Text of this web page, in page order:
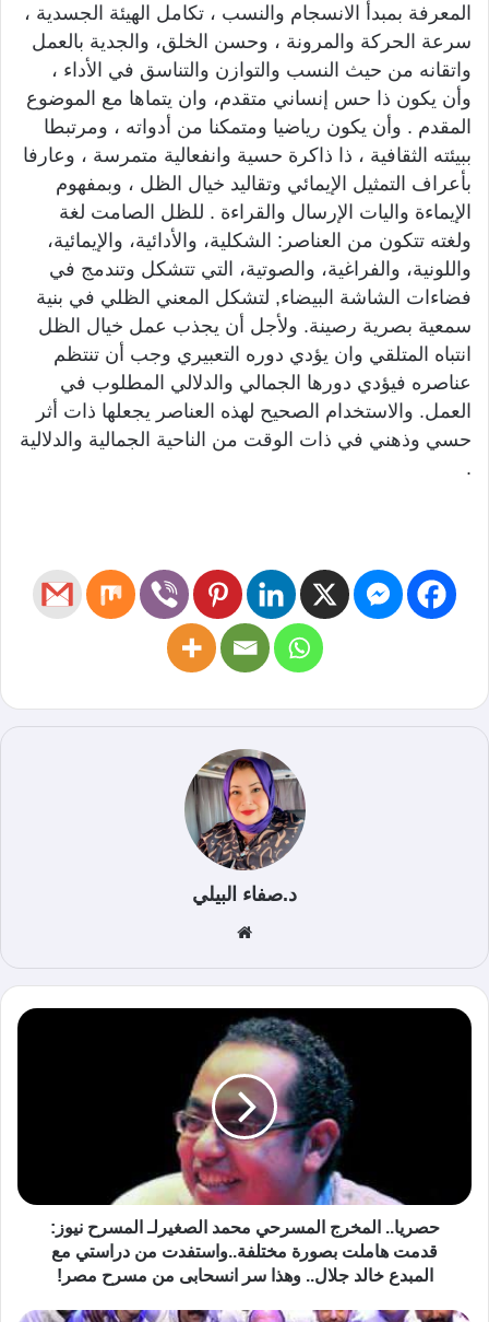
المعرفة بمبدأ الانسجام والنسب ، تكامل الهيئة الجسدية ،
سرعة الحركة والمرونة ، وحسن الخلق، والجدية بالعمل
واتقانه من حيث النسب والتوازن والتناسق في الأداء ،
وأن يكون ذا حس إنساني متقدم، وان يتماها مع الموضوع
المقدم . وأن يكون رياضيا ومتمكنا من أدواته ، ومرتبطا
ببيئته الثقافية ، ذا ذاكرة حسية وانفعالية متمرسة ، وعارفا
بأعراف التمثيل الإيمائي وتقاليد خيال الظل ، وبمفهوم
الإيماءة واليات الإرسال والقراءة . للظل الصامت لغة
ولغته تتكون من العناصر: الشكلية، والأدائية، والإيمائية،
واللونية، والفراغية، والصوتية، التي تتشكل وتندمج في
فضاءات الشاشة البيضاء, لتشكل المعني الظلي في بنية
سمعية بصرية رصينة. ولأجل أن يجذب عمل خيال الظل
انتباه المتلقي وان يؤدي دوره التعبيري وجب أن تنتظم
عناصره فيؤدي دورها الجمالي والدلالي المطلوب في
العمل. والاستخدام الصحيح لهذه العناصر يجعلها ذات أثر
حسي وذهني في ذات الوقت من الناحية الجمالية والدلالية
.
د.صفاء البيلي
الوي
ب
حصريا.. المخرج المسرحي محمد الصغيرلـ المسرح نيوز:
قدمت هاملت بصورة مختلفة..واستفدت من دراستي مع
المبدع خالد جلال.. وهذا سر انسحابى من مسرح مصر!